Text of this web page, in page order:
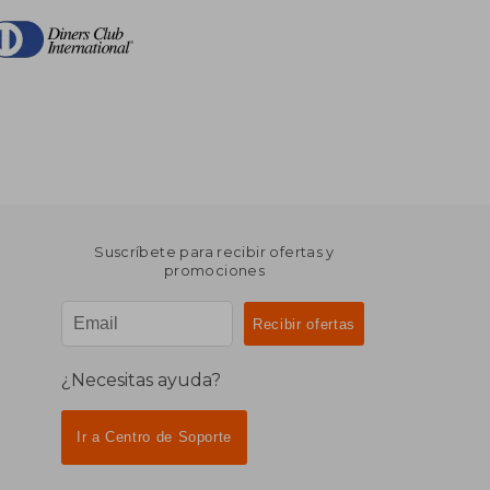
Suscríbete para recibir ofertas y
promociones
¿Necesitas ayuda?
Ir a Centro de Soporte